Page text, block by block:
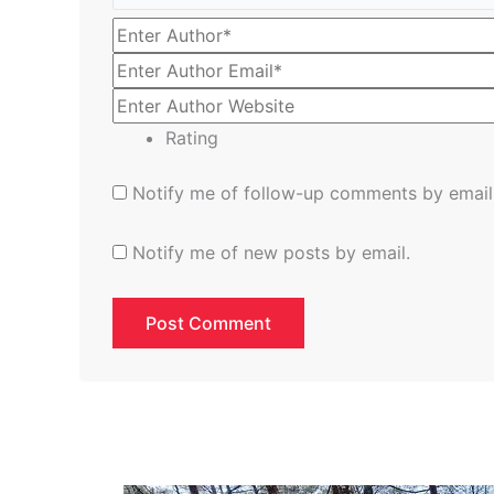
Rating
Notify me of follow-up comments by
Notify me of new posts by email.